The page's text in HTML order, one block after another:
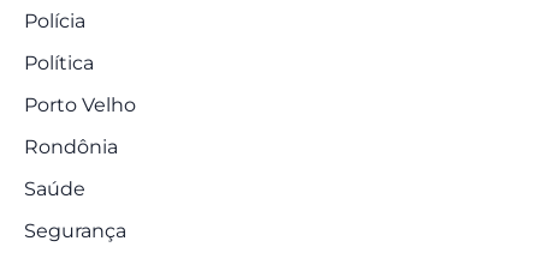
Polícia
Política
Porto Velho
Rondônia
Saúde
Segurança